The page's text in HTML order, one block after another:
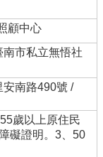
顧中心
市私立無悟社
南路490號 /
歲以上原住民
礙證明。3、50